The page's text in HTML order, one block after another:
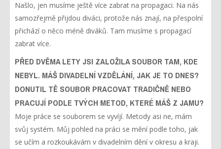
Našlo, jen musíme ještě více zabrat na propagaci. Na nás
samozřejmě přijdou diváci, protože nás znají, na přespolní
přichází o něco méně diváků. Tam musíme s propagací
zabrat více.
PŘED DVĚMA LETY JSI ZALOŽILA SOUBOR TAM, KDE
NEBYL. MÁŠ DIVADELNÍ VZDĚLÁNÍ, JAK JE TO DNES?
DONUTIL TĚ SOUBOR PRACOVAT TRADIČNĚ NEBO
PRACUJÍ PODLE TVÝCH METOD, KTERÉ MÁŠ Z JAMU?
Moje práce se souborem se vyvíjí. Metody asi ne, mám
svůj systém. Můj pohled na práci se mění podle toho, jak
se učím a rozkoukávám v divadelním dění v okresu a kraji.